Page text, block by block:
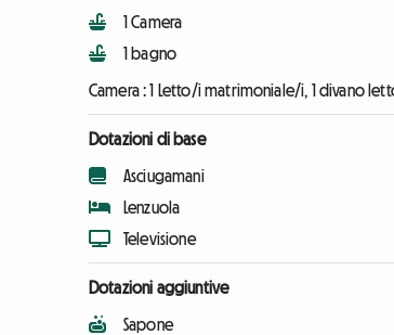
1 Camera
1 bagno
Camera :1 Letto/i matrimoniale/i, 1 divano
Dotazioni di base
Asciugamani
Lenzuola
Televisione
Dotazioni aggiuntive
Sapone